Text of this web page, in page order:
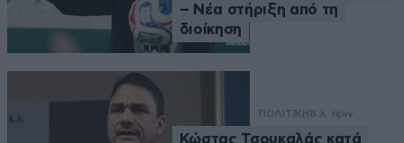
– Νέα στήριξη από τη
διοίκηση
ΠΟΛΙΤΙΚΗ8 λ. πριν
Κώστας Τσουκαλάς κατά